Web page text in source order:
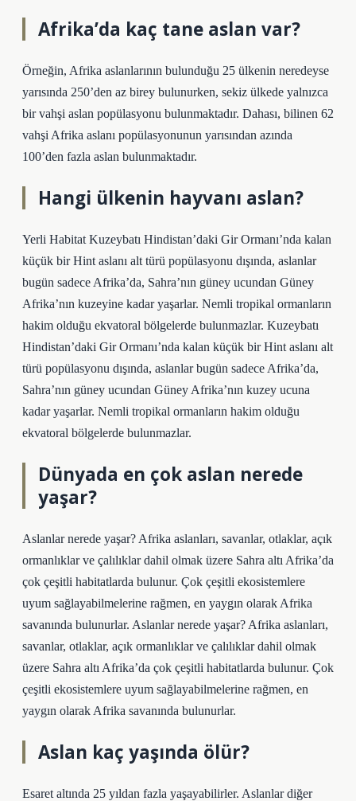
Afrika’da kaç tane aslan var?
Örneğin, Afrika aslanlarının bulunduğu 25 ülkenin neredeyse
yarısında 250’den az birey bulunurken, sekiz ülkede yalnızca
bir vahşi aslan popülasyonu bulunmaktadır. Dahası, bilinen 62
vahşi Afrika aslanı popülasyonunun yarısından azında
100’den fazla aslan bulunmaktadır.
Hangi ülkenin hayvanı aslan?
Yerli Habitat Kuzeybatı Hindistan’daki Gir Ormanı’nda kalan
küçük bir Hint aslanı alt türü popülasyonu dışında, aslanlar
bugün sadece Afrika’da, Sahra’nın güney ucundan Güney
Afrika’nın kuzeyine kadar yaşarlar. Nemli tropikal ormanların
hakim olduğu ekvatoral bölgelerde bulunmazlar. Kuzeybatı
Hindistan’daki Gir Ormanı’nda kalan küçük bir Hint aslanı alt
türü popülasyonu dışında, aslanlar bugün sadece Afrika’da,
Sahra’nın güney ucundan Güney Afrika’nın kuzey ucuna
kadar yaşarlar. Nemli tropikal ormanların hakim olduğu
ekvatoral bölgelerde bulunmazlar.
Dünyada en çok aslan nerede
yaşar?
Aslanlar nerede yaşar? Afrika aslanları, savanlar, otlaklar, açık
ormanlıklar ve çalılıklar dahil olmak üzere Sahra altı Afrika’da
çok çeşitli habitatlarda bulunur. Çok çeşitli ekosistemlere
uyum sağlayabilmelerine rağmen, en yaygın olarak Afrika
savanında bulunurlar. Aslanlar nerede yaşar? Afrika aslanları,
savanlar, otlaklar, açık ormanlıklar ve çalılıklar dahil olmak
üzere Sahra altı Afrika’da çok çeşitli habitatlarda bulunur. Çok
çeşitli ekosistemlere uyum sağlayabilmelerine rağmen, en
yaygın olarak Afrika savanında bulunurlar.
Aslan kaç yaşında ölür?
Esaret altında 25 yıldan fazla yaşayabilirler. Aslanlar diğer